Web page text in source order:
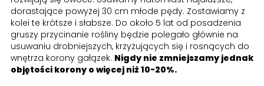
dorastające powyżej 30 cm młode pędy. Zostawiamy z
kolei te krótsze i słabsze. Do około 5 lat od posadzenia
gruszy przycinanie rośliny będzie polegało głównie na
usuwaniu drobniejszych, krzyżujących się i rosnących do
wnętrza korony gałązek. Nigdy nie zmniejszamy jednak
objętości korony o więcej niż 10-20%.